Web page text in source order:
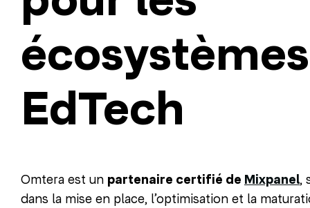
écosystèmes
EdTech
Omtera est un partenaire certifié de Mixpanel,
dans la mise en place, l’optimisation et la